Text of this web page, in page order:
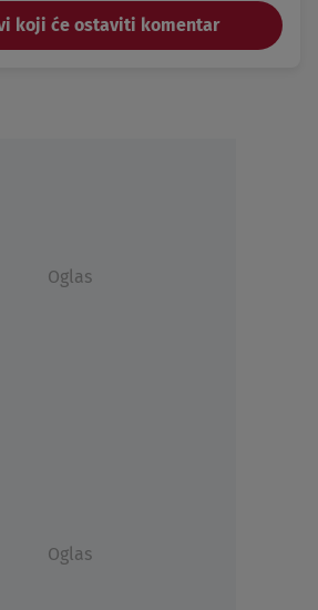
koji će ostaviti komentar
Oglas
Oglas